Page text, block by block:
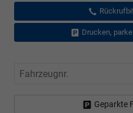
Drucken,
Fahrzeugnr.
Geparkte